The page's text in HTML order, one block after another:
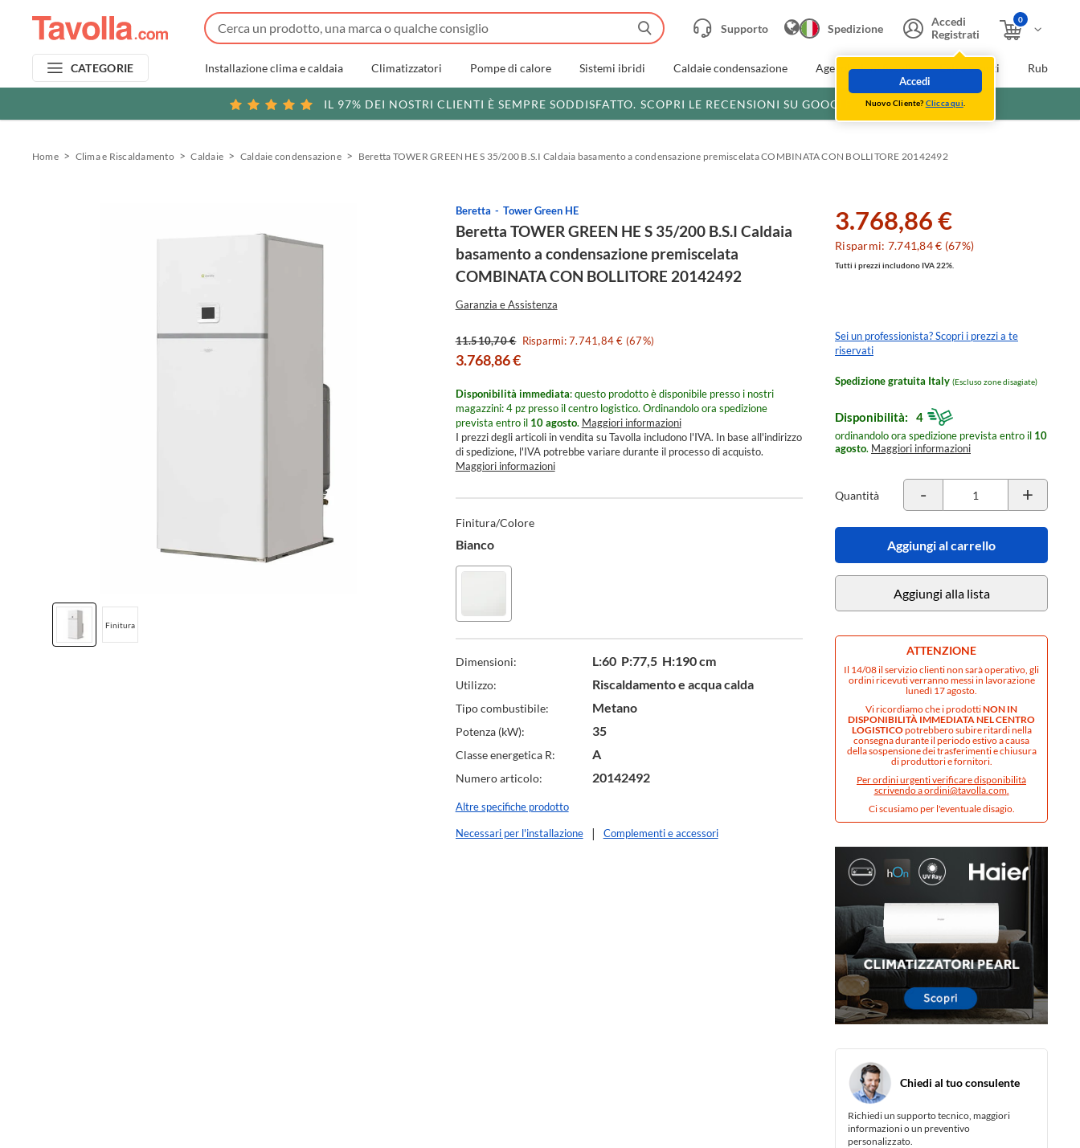
Supporto Spedizione
Accedi
Registrati
Accedi
Nuovo Cliente? Clicca qui
0
CATEGORIE Installazione clima e caldaia Climatizzatori Pompe di calore Sistemi ibridi Caldaie condensazione Agevolazioni fiscali Extra Sconti
IL 97% DEI NOSTRI CLIENTI È SEMPRE SODDISFATTO. SCOPRI LE RECENSIONI SU GOOGLE
Home Clima e Riscaldamento Caldaie Caldaie condensazione Beretta TOWER GREEN HE S 35/200 B.S.I Caldaia basamento a condensazione premiscelata COMBINATA CON BOLLITORE 20142492
Beretta Tower Green HE
Beretta TOWER GREEN HE S 35/200 B.S.I Caldaia
basamento a condensazione premiscelata
COMBINATA CON BOLLITORE 20142492
Garanzia e Assistenza
Bianco
Finitura
3.768,86 €
11.510,70 € Risparmi: 7.741,84 € (67%)
Disponibilità immediata: questo prodotto è disponibile presso i nostri
magazzini: 4 pz presso il centro logistico. Ordinandolo ora spedizione
prevista entro il 10 agosto. Maggiori informazioni
I prezzi degli articoli in vendita su Tavolla includono l'IVA. In base all'indirizzo
di spedizione, l'IVA potrebbe variare durante il processo di acquisto.
Maggiori informazioni
Specifiche
Tecniche
Finitura/Colore
Bianco
Dimensioni: L:60 P:77,5 H:190 cm
Utilizzo: Riscaldamento e acqua calda
Tipo combustibile: Metano
Potenza (kW): 35
Classe energetica R: A
Numero articolo: 20142492
Altre specifiche prodotto
Necessari per l'installazione Complementi e accessori
3.768,86 €
Risparmi: 7.741,84 € (67%)
Tutti i prezzi includono IVA 22%.
Sei un professionista? Scopri i prezzi a te
riservati
Spedizione gratuita Italy (Escluso zone disagiate)
Disponibilità: 4
ordinandolo ora spedizione prevista entro il 10
agosto. Maggiori informazioni
Quantità - +
Aggiungi al carrello
Aggiungi alla lista
ATTENZIONE
Il 14/08 il servizio clienti non sarà operativo, gli
ordini ricevuti verranno messi in lavorazione
lunedì 17 agosto.
Vi ricordiamo che i prodottiNON IN
DISPONIBILITÀ IMMEDIATA NEL CENTRO
LOGISTICOpotrebbero subire ritardi nella
consegna durante il periodo estivo a causa
della sospensione dei trasferimenti e chiusura
di produttori e fornitori.
Per ordini urgenti verificare disponibilità
scrivendo aordini@tavolla.com.
Ci scusiamo per l'eventuale disagio.
Chiedi al tuo consulente
Richiedi un supporto tecnico, maggiori
informazioni o un preventivo
personalizzato.